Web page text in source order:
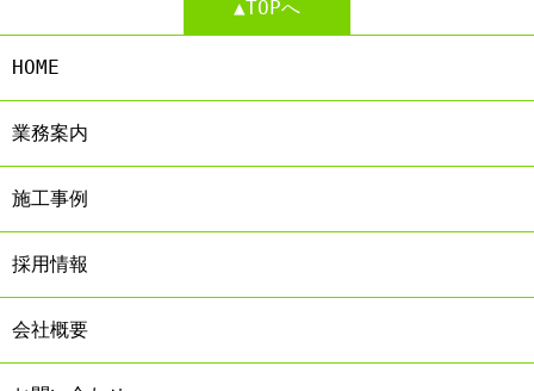
▲TOPへ
HOME
業務案内
施工事例
採用情報
会社概要